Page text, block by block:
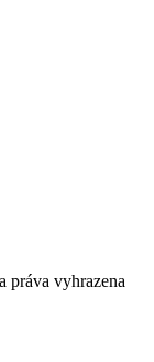
vyhrazena